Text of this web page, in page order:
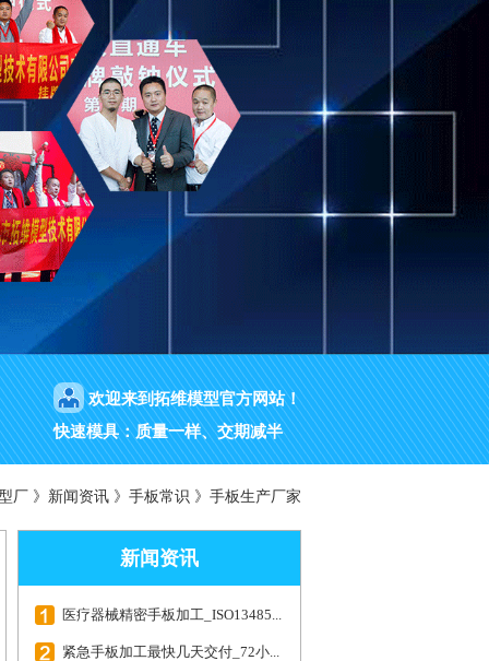
欢迎来到拓维模型官方网站！
快速模具：质量一样、交期减半
厂 》 新闻资讯 》 手板常识 》 手板生产厂家
新闻资讯
医疗器械精密手板加工_ISO13485...
紧急手板加工最快几天交付_72小...